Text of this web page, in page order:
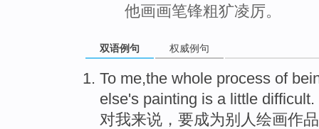
他画画笔锋粗犷凌厉。
双语例句 权威例句
To me,the whole process of
else's painting is a little difficult.
对我来说 ， 要成为别人 绘画作品